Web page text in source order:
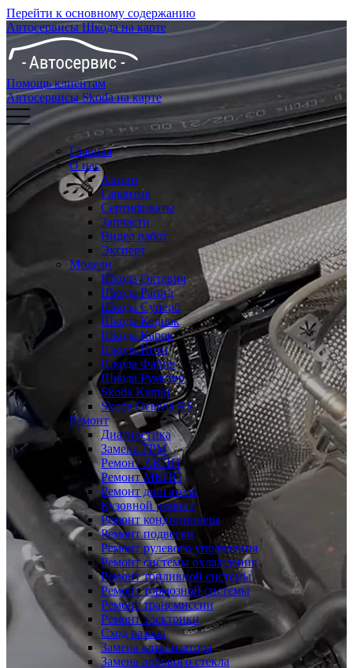
Перейти к основному содержанию
Автосервисы Шкода на карте
Помощь клиентам
Автосервисы Skoda на карте
Главная
О нас
Акции
Гарантия
Сертификаты
Запчасти
Видео работ
Эксперт
Модели
Шкода Октавия
Шкода Рапид
Шкода Суперб
Шкода Кодиак
Шкода Карок
Шкода Йети
Шкода Фабия
Шкода Румстер
Skoda Kamiq
Skoda Octavia RS
Ремонт
Диагностика
Замена ГРМ
Ремонт АКПП
Ремонт МКПП
Ремонт двигателя
Кузовной ремонт
Ремонт кондиционера
Ремонт подвески
Ремонт рулевого управления
Ремонт системы охлаждения
Ремонт топливной системы
Ремонт тормозной системы
Ремонт трансмиссии
Ремонт электрики
Сход развал
Замена катализатора
Замена лобового стекла